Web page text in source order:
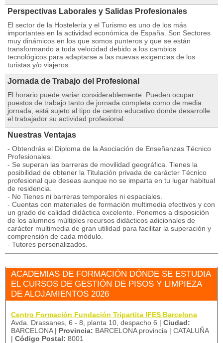
Perspectivas Laborales y Salidas Profesionales
El sector de la Hostelería y el Turismo es uno de los más
importantes en la actividad económica de España. Son Sectores
muy dinámicos en los que somos punteros y que se están
transformando a toda velocidad debido a los cambios
tecnológicos para adaptarse a las nuevas exigencias de los
turistas y/o viajeros.
Jornada de Trabajo del Profesional
El horario puede variar considerablemente. Pueden ocupar
puestos de trabajo tanto de jornada completa como de media
jornada, está sujeto al tipo de centro educativo donde desarrolle
el trabajador su actividad profesional.
Nuestras Ventajas
- Obtendrás el Diploma de la Asociación de Enseñanzas Técnico
Profesionales.
- Se superan las barreras de movilidad geográfica. Tienes la
posibilidad de obtener la Titulación privada de carácter Técnico
profesional que deseas aunque no se imparta en tu lugar habitual
de residencia.
- No Tienes ni barreras temporales ni espaciales.
- Cuentas con materiales de formación multimedia efectivos y con
un grado de calidad didáctica excelente. Ponemos a disposición
de los alumnos múltiples recursos didácticos adicionales de
carácter multimedia de gran utilidad para facilitar la superación y
comprensión de cada módulo.
- Tutores personalizados.
ACADEMIAS DE FORMACIÓN DÓNDE SE ESTUDIA
EL CURSOS DE GESTIÓN DE PISOS Y LIMPIEZA
DE ALOJAMIENTOS 2026
Centro Formación Fundación Tripartita IFES Barcelona
Avda. Drassanes, 6 - 8, planta 10, despacho 6 | Ciudad:
BARCELONA | Provincia: BARCELONA provincia | CATALUÑA
| Código Postal: 8001